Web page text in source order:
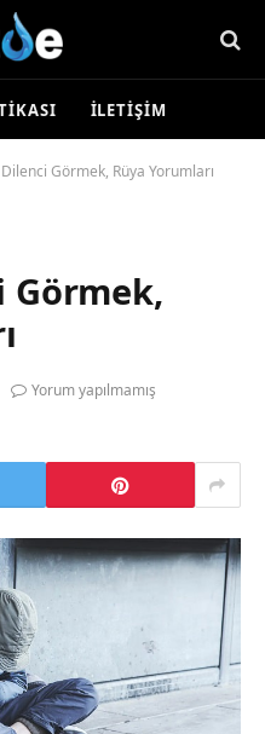
İLETIŞIM
Görmek, Rüya Yorumları
Görmek,
Yorum yapılmamış